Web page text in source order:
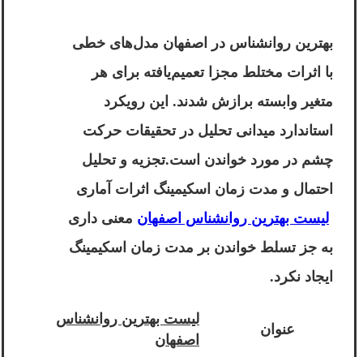
بهترین روانشناس در اصفهان مدل‌های خطی
با اثرات مختلط مجزا تعمیم‌یافته برای هر
متغیر وابسته برازش شدند. این رویکرد
استاندارد میدانی تحلیل در تحقیقات حرکت
چشم در مورد خواندن است.تجزیه و تحلیل
احتمال و مدت زمان اسکیمینگ اثرات آماری
لیست بهترین روانشناس اصفهان معنی داری
به جز تسلط خواندن بر مدت زمان اسکیمینگ
ایجاد نکرد.
عنوان
لیست بهترین روانشناس
اصفهان